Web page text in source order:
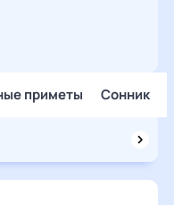
приметы Сонник